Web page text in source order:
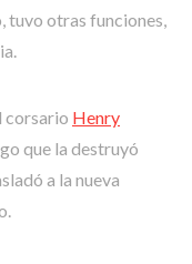
otras funciones,
corsario Henry
que la destruyó
a la nueva